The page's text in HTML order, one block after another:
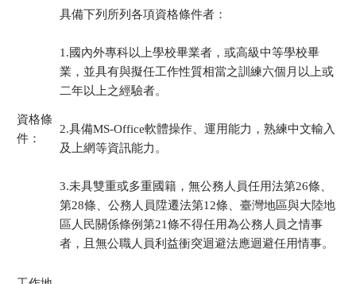
資格條
件：
具備下列所列各項資格條件者：
1.國內外專科以上學校畢業者，或高級中等學校畢
業，並具有與擬任工作性質相當之訓練六個月以上或
二年以上之經驗者。
2.具備MS-Office軟體操作、運用能力，熟練中文輸入
及上網等資訊能力。
3.未具雙重或多重國籍，無公務人員任用法第26條、
第28條、公務人員陞遷法第12條、臺灣地區與大陸地
區人民關係條例第21條不得任用為公務人員之情事
者，且無公職人員利益衝突迴避法應迴避任用情事。